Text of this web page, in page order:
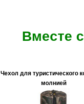
Вместе
Чехол для туристического
молнией